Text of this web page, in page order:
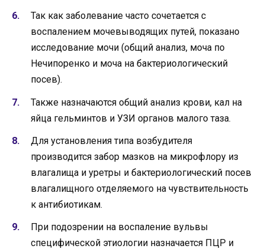
Так как заболевание часто сочетается с
воспалением мочевыводящих путей, показано
исследование мочи (общий анализ, моча по
Нечипоренко и моча на бактериологический
посев).
Также назначаются общий анализ крови, кал на
яйца гельминтов и УЗИ органов малого таза.
Для установления типа возбудителя
производится забор мазков на микрофлору из
влагалища и уретры и бактериологический посев
влагалищного отделяемого на чувствительность
к антибиотикам.
При подозрении на воспаление вульвы
специфической этиологии назначается ПЦР и